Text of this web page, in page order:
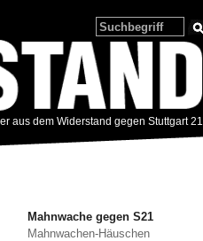
aus dem Widerstand gegen Stuttgart 21
Mahnwache gegen S21
Mahnwachen-Häuschen